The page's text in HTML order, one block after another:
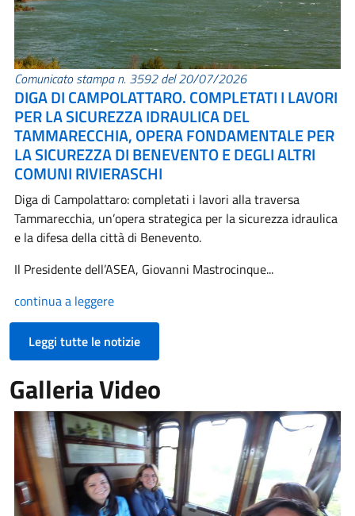
Comunicato stampa n. 3592 del 20/07/2026
DIGA DI CAMPOLATTARO. COMPLETATI I LAVORI
PER LA SICUREZZA IDRAULICA DEL
TAMMARECCHIA, OPERA FONDAMENTALE PER
LA SICUREZZA DI BENEVENTO E DEGLI ALTRI
COMUNI RIVIERASCHI
Diga di Campolattaro: completati i lavori alla traversa
Tammarecchia, un’opera strategica per la sicurezza idraulica
e la difesa della città di Benevento.
Il Presidente dell’ASEA, Giovanni Mastrocinque...
continua a leggere
Leggi tutte le notizie
Galleria Video